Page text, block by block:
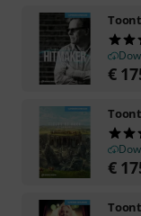
€
€